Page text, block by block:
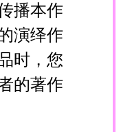
播本作
演绎作
时，您
的著作